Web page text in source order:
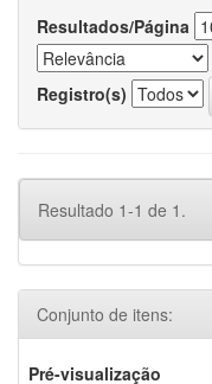
Resultados/Página
Registro(s)
Resultado 1-1 de 1.
Conjunto de itens:
Pré-visualização